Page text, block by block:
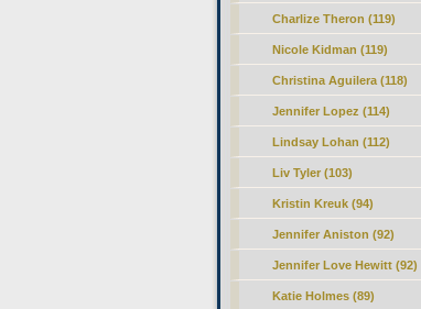
Charlize Theron (119)
Nicole Kidman (119)
Christina Aguilera (118)
Jennifer Lopez (114)
Lindsay Lohan (112)
Liv Tyler (103)
Kristin Kreuk (94)
Jennifer Aniston (92)
Jennifer Love Hewitt (92)
Katie Holmes (89)